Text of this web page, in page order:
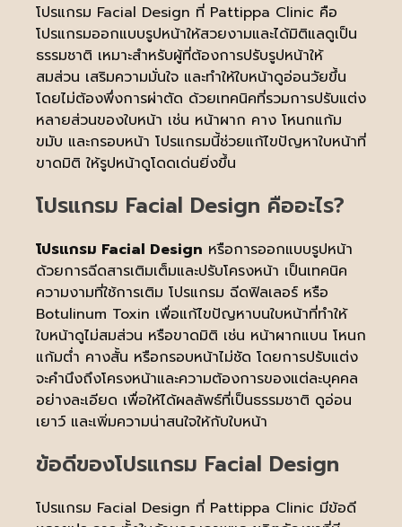
โปรแกรม Facial Design ที่ Pattippa Clinic คือ
โปรแกรมออกแบบรูปหน้าให้สวยงามและได้มิติแลดูเป็น
ธรรมชาติ เหมาะสำหรับผู้ที่ต้องการปรับรูปหน้าให้
สมส่วน เสริมความมั่นใจ และทำให้ใบหน้าดูอ่อนวัยขึ้น
โดยไม่ต้องพึ่งการผ่าตัด ด้วยเทคนิคที่รวมการปรับแต่ง
หลายส่วนของใบหน้า เช่น หน้าผาก คาง โหนกแก้ม
ขมับ และกรอบหน้า โปรแกรมนี้ช่วยแก้ไขปัญหาใบหน้าที่
ขาดมิติ ให้รูปหน้าดูโดดเด่นยิ่งขึ้น
โปรแกรม Facial Design คืออะไร?
โปรแกรม Facial Design หรือการออกแบบรูปหน้า
ด้วยการฉีดสารเติมเต็มและปรับโครงหน้า เป็นเทคนิค
ความงามที่ใช้การเติม โปรแกรม ฉีดฟิลเลอร์ หรือ
Botulinum Toxin เพื่อแก้ไขปัญหาบนใบหน้าที่ทำให้
ใบหน้าดูไม่สมส่วน หรือขาดมิติ เช่น หน้าผากแบน โหนก
แก้มต่ำ คางสั้น หรือกรอบหน้าไม่ชัด โดยการปรับแต่ง
จะคำนึงถึงโครงหน้าและความต้องการของแต่ละบุคคล
อย่างละเอียด เพื่อให้ได้ผลลัพธ์ที่เป็นธรรมชาติ ดูอ่อน
เยาว์ และเพิ่มความน่าสนใจให้กับใบหน้า
ข้อดีของโปรแกรม Facial Design
โปรแกรม Facial Design ที่ Pattippa Clinic มีข้อดี